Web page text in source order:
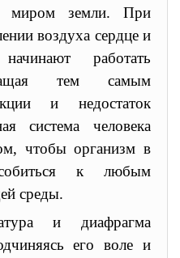
миром земли. При
воздуха сердце и
работать
тем самым
и недостаток
система человека
чтобы организм в
к любым
среды.
и диафрагма
его воле и